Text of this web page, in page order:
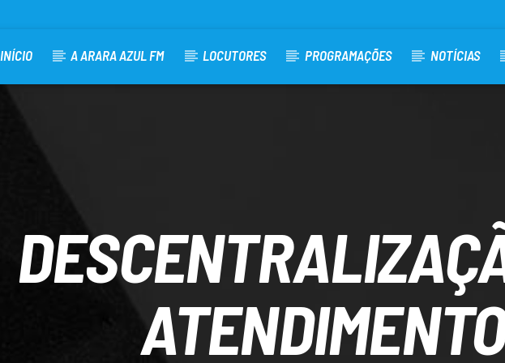
INÍCIO A ARARA AZUL FM LOCUTORES PROGRAMAÇÕES NOTÍCIAS